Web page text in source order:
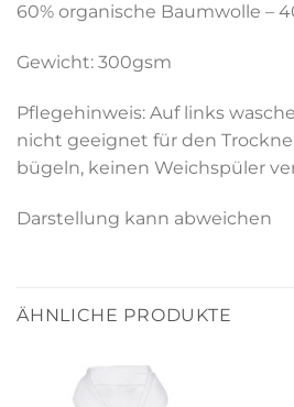
60% organische Baumwolle –
Gewicht: 300gsm
Pflegehinweis: Auf links
nicht geeignet für den
bügeln, keinen Weichspüler
Darstellung kann abweichen
ÄHNLICHE PRODUKTE